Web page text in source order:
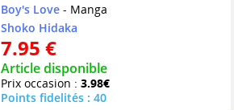
Boy's Love- Manga
Shoko Hidaka
7.95 €
Article disponible
Prix occasion : 3.98€
Points fidelités : 40